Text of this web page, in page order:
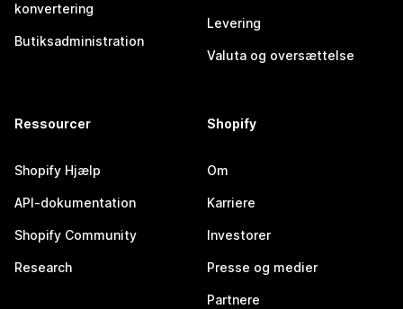
konvertering
Butiksadministration
Levering
Valuta og oversættelse
Ressourcer
Shopify Hjælp
API-dokumentation
Shopify Community
Research
Shopify
Om
Karriere
Investorer
Presse og medier
Partnere